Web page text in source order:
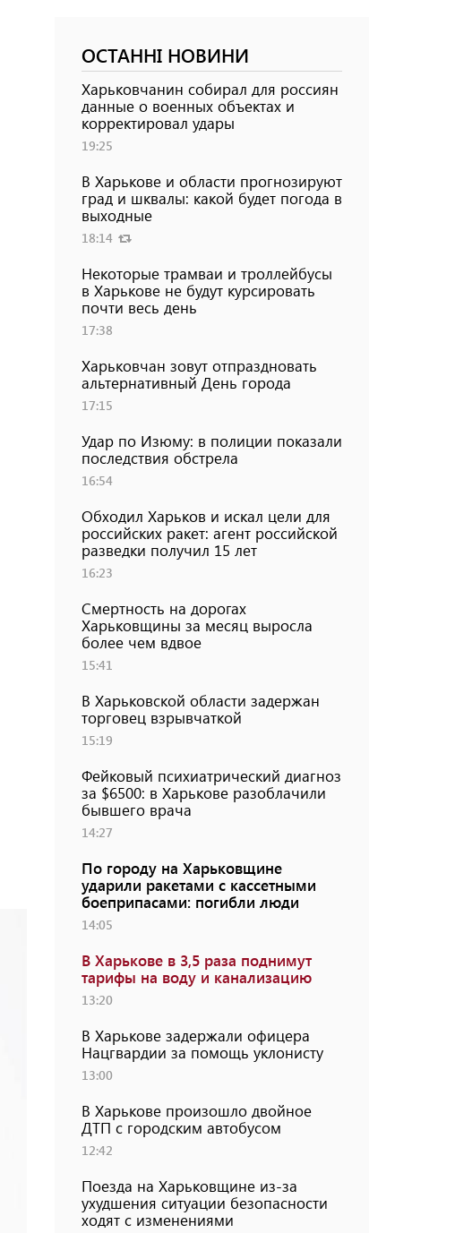
ОСТАННІ НОВИНИ
Харьковчанин собирал для россиян
данные о военных объектах и ​​
корректировал удары
19:25
В Харькове и области прогнозируют
град и шквалы: какой будет погода в
выходные
18:14
Некоторые трамваи и троллейбусы
в Харькове не будут курсировать
почти весь день
17:38
Харьковчан зовут отпраздновать
альтернативный День города
17:15
Удар по Изюму: в полиции показали
последствия обстрела
16:54
Обходил Харьков и искал цели для
российских ракет: агент российской
разведки получил 15 лет
16:23
Смертность на дорогах
Харьковщины за месяц выросла
более чем вдвое
15:41
В Харьковской области задержан
торговец взрывчаткой
15:19
Фейковый психиатрический диагноз
за $6500: в Харькове разоблачили
бывшего врача
14:27
По городу на Харьковщине
ударили ракетами с кассетными
боеприпасами: погибли люди
14:05
В Харькове в 3,5 раза поднимут
тарифы на воду и канализацию
13:20
В Харькове задержали офицера
Нацгвардии за помощь уклонисту
13:00
В Харькове произошло двойное
ДТП с городским автобусом
12:42
Поезда на Харьковщине из-за
ухудшения ситуации безопасности
ходят с изменениями